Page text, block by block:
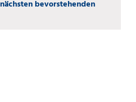
nächsten bevorstehenden